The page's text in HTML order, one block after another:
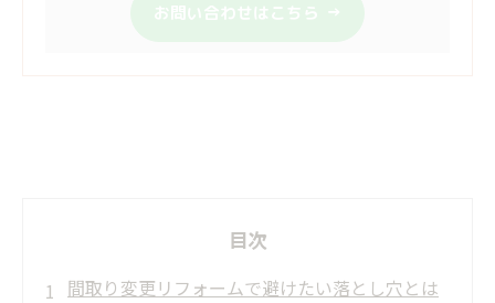
お問い合わせはこちら
目次
間取り変更リフォームで避けたい落とし穴とは